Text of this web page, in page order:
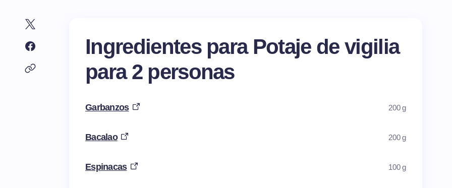
Ingredientes para Potaje de vigilia
para 2 personas
Garbanzos 200 g
Bacalao 200 g
Espinacas 100 g